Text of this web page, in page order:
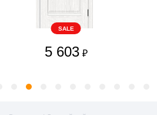
SALE
5 603 ₽